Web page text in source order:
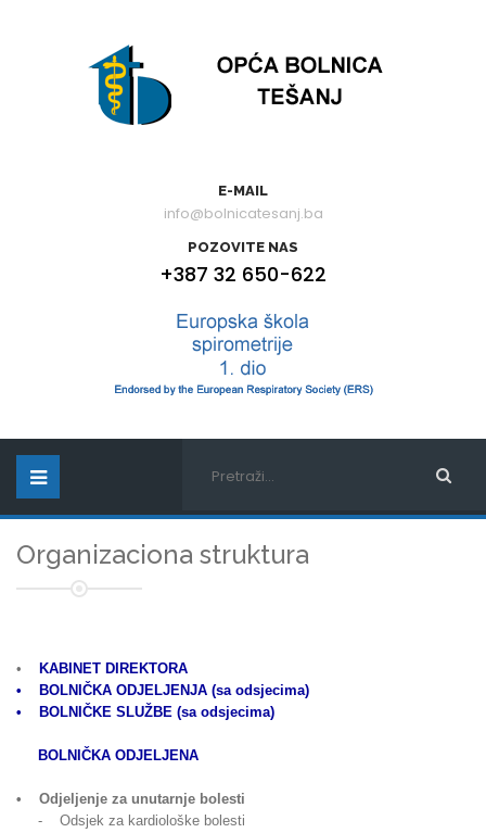
E-MAIL
info@bolnicatesanj.ba
POZOVITE NAS
+387 32 650-622
Organizaciona struktura
•
KABINET DIREKTORA
• BOLNIČKA ODJELJENJA (sa odsjecima)
• BOLNIČKE SLUŽBE (sa odsjecima)
BOLNIČKA ODJELJENA
• Odjeljenje za unutarnje bolesti
- Odsjek za kardiološke bolesti